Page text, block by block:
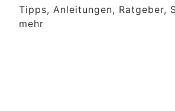
Tipps, Anleitungen, Ratgeber,
mehr